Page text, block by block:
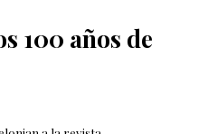
100 años de